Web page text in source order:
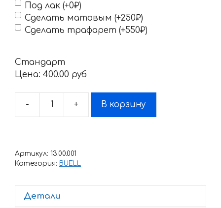
Под лак (+0₽)
Сделать матовым (+250₽)
Сделать трафарет (+550₽)
Стандарт
Цена: 400.00 pyб
-
Количество
Наклейка
+ В корзину
Артикул: 13.00.001
Категория: BUELL
Детали